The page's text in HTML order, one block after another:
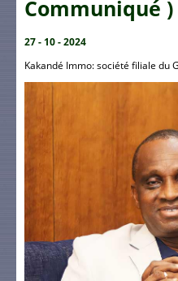
Communiqué )
27 - 10 - 2024
Kakandé Immo: société filiale du